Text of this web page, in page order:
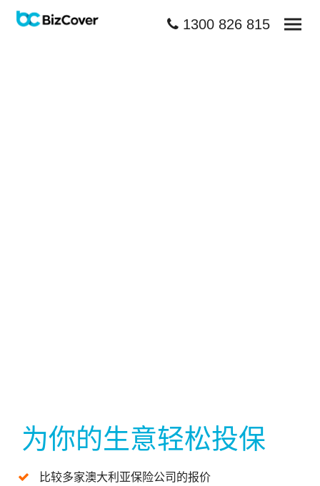
1300 826 815
为你的生意轻松投保
比较多家澳大利亚保险公司的报价